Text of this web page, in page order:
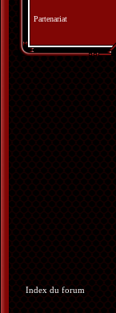
Partenariat
Index du forum